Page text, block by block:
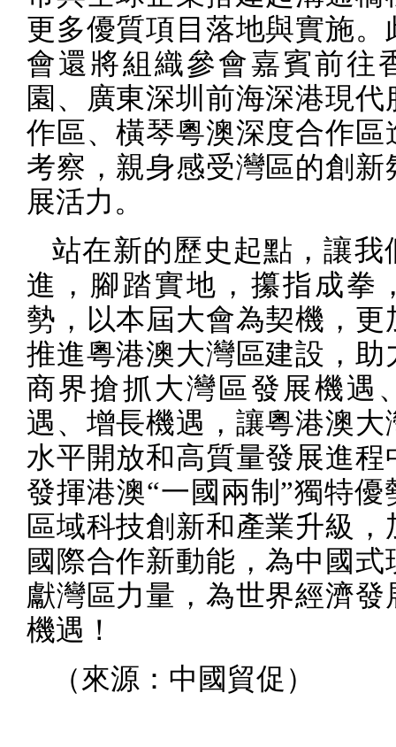
更多優質項目落地與實施。
會還將組織參會嘉賓前往
園、廣東深圳前海深港現代
作區、橫琴粵澳深度合作區
考察，親身感受灣區的創新
展活力。
站在新的歷史起點，讓我
進，腳踏實地，攥指成拳
勢，以本屆大會為契機，更
推進粵港澳大灣區建設，助
商界搶抓大灣區發展機遇
遇、增長機遇，讓粵港澳大
水平開放和高質量發展進程
發揮港澳“一國兩制”獨特優
區域科技創新和產業升級，
國際合作新動能，為中國式
獻灣區力量，為世界經濟發
機遇！
（來源：中國貿促）